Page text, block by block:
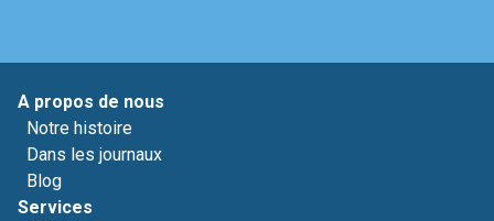
A propos de nous
Notre histoire
Dans les journaux
Blog
Services